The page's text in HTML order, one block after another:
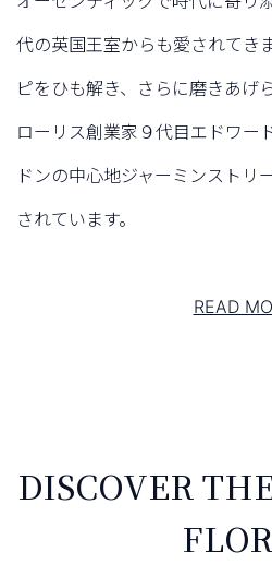
代の英国王室からも愛されてき
ピをひも解き、さらに磨きあげ
ローリス創業家９代目エドワー
ドンの中心地ジャーミンストリ
されています。
READ
DISCOVER